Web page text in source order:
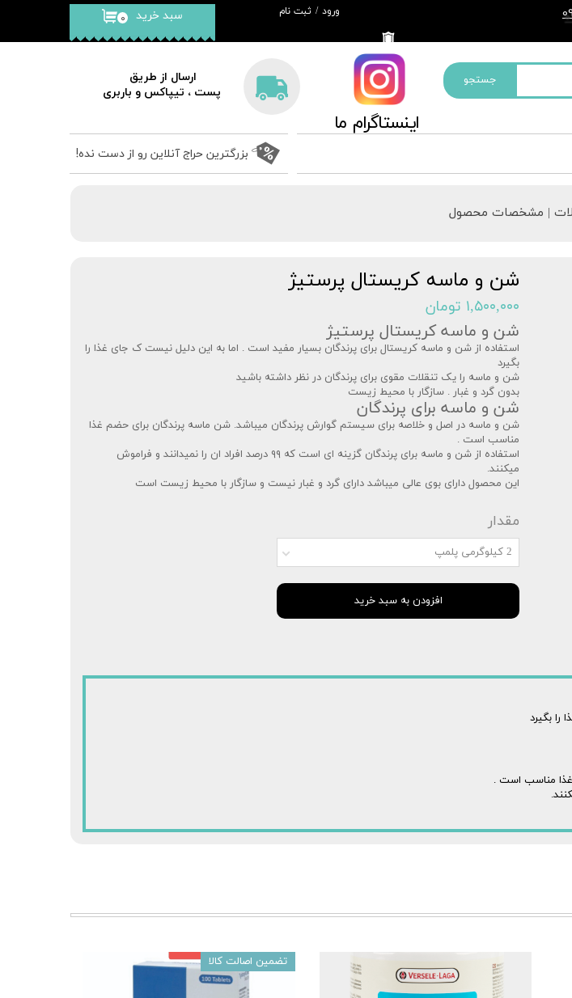
جستجو
ارسال از طریق
پست ، تیپاکس و باربری
۰ سبد خرید ورود / ثبت نام
بزرگترین حراج آنلاین رو از دست نده!
​​اینستاگرام ما​​​​​​​
| مشخصات محصول
شن و ماسه کریستال پرستیژ
۱,۵۰۰,۰۰۰ تومان
شن و ماسه کریستال پرستیژ
استفاده از شن و ماسه کریستال برای پرندگان بسیار مفید است . اما به این دلیل نیست ک جای غذا را
بگیرد
شن و ماسه را یک تنقلات مقوی برای پرندگان در نظر داشته باشید
بدون گرد و غبار . سازگار با محیط زیست
شن و ماسه برای پرندگان
شن و ماسه در اصل و خلاصه برای سیستم گوارش پرندگان میباشد. شن ماسه پرندگان برای حضم غذا
مناسب است .
استفاده از شن و ماسه برای پرندگان گزینه ای است که ۹۹ درصد افراد ان را نمیدانند و فراموش
میکنند.
این محصول دارای بوی عالی میباشد دارای گرد و غبار نیست و سازگار با محیط زیست است
مقدار
2 کیلوگرمی پلمپ
افزودن به سبد خرید
بگیرد
مناسب است .
تضمین اصالت کالا